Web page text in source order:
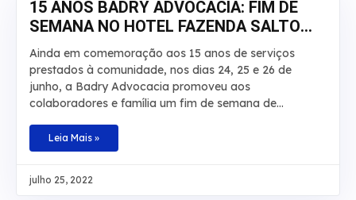
15 ANOS BADRY ADVOCACIA: FIM DE
SEMANA NO HOTEL FAZENDA SALTO
BANDEIRANTES
Ainda em comemoração aos 15 anos de serviços
prestados à comunidade, nos dias 24, 25 e 26 de
junho, a Badry Advocacia promoveu aos
colaboradores e família um fim de semana de
Bandeirantes, em Santa Fé, Paraná. Na ocasião,
haviam atividades para todos os gostos: tirolesa,
escalada, hidroginástica e piscinas. A ideia foi
Leia Mais »
julho 25, 2022